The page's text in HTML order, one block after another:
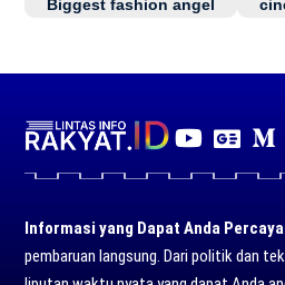
Biggest fashion angel
Informasi yang Dapat Anda
pembaruan langsung. Dari politik dan